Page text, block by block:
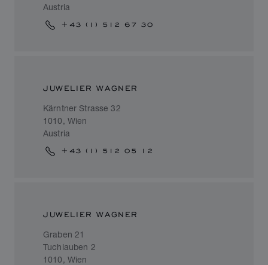
Austria
+43 (1) 512 67 30
JUWELIER WAGNER
Kärntner Strasse 32
1010, Wien
Austria
+43 (1) 512 05 12
JUWELIER WAGNER
Graben 21
Tuchlauben 2
1010, Wien